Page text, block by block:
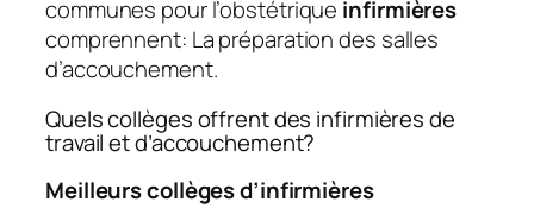
communes pour l’obstétrique infirmières
comprennent: La préparation des salles
d’accouchement.
Quels collèges offrent des infirmières de
travail et d’accouchement?
Meilleurs collèges d’infirmières